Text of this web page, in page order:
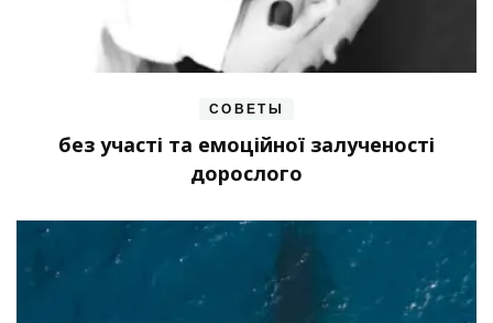
СОВЕТЫ
без участі та емоційної залученості
дорослого